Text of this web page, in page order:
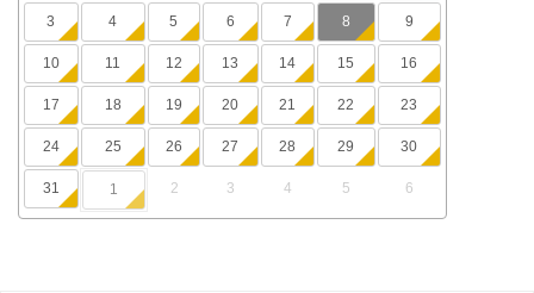
3 4 5 6 7 8 9
10 11 12 13 14 15 16
17 18 19 20 21 22 23
24 25 26 27 28 29 30
31 1 2 3 4 5 6